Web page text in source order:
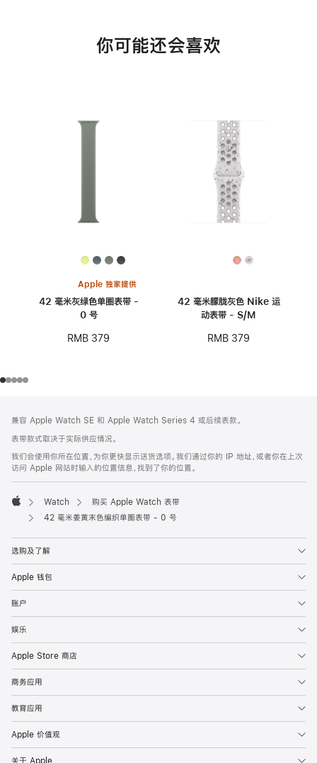
你可能还会喜欢
Apple 独家提供
42 毫米灰绿色单圈表带 -
0 号
RMB 379
42 毫米朦胧灰色 Nike 运
动表带 - S/M
RMB 379
页
页
脚
注
兼容 Apple Watch SE 和 Apple Watch Series 4 或后续表款。
表带款式取决于实际供应情况。
我们会使用你所在位置，为你更快显示送货选项。我们通过你的 IP 地址，或者你在上次
访问 Apple 网站时输入的位置信息，找到了你的位置。
Apple
Watch
购买 Apple Watch 表带
42 毫米姜黄末色编织单圈表带 - 0 号
选购及了解
Apple 钱包
账户
娱乐
Apple Store 商店
商务应用
教育应用
Apple 价值观
关于 Apple